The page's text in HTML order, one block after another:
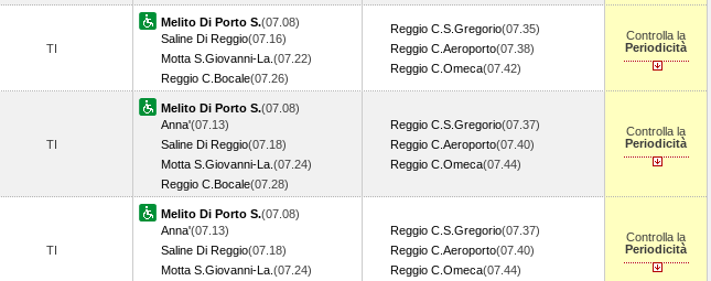
TI
Melito Di Porto S.(07.08)
Saline Di Reggio(07.16)
Motta S.Giovanni-La. (07.22)
Reggio C.Bocale(07.26)
Reggio C.S.Gregorio(07.35)
Reggio C.Aeroporto(07.38)
Reggio C.Omeca(07.42)
Controlla la
Periodicità
TI
Melito Di Porto S.(07.08)
Anna'(07.13)
Saline Di Reggio(07.18)
Motta S.Giovanni-La. (07.24)
Reggio C.Bocale(07.28)
Reggio C.S.Gregorio(07.37)
Reggio C.Aeroporto(07.40)
Reggio C.Omeca(07.44)
Controlla la
Periodicità
TI
Melito Di Porto S.(07.08)
Anna'(07.13)
Saline Di Reggio(07.18)
Motta S.Giovanni-La. (07.24)
Reggio C.S.Gregorio(07.37)
Reggio C.Aeroporto(07.40)
Reggio C.Omeca(07.44)
Controlla la
Periodicità